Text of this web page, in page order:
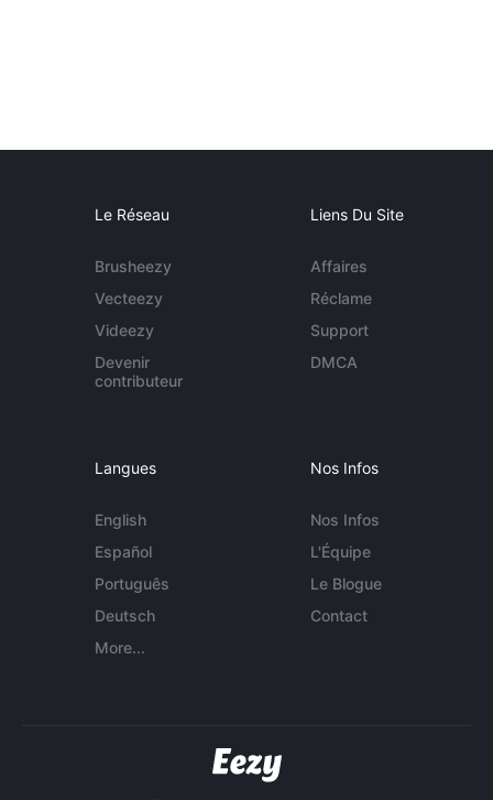
Le Réseau
Brusheezy
Vecteezy
Videezy
Devenir
contributeur
Liens Du Site
Affaires
Réclame
Support
DMCA
Langues
English
Español
Português
Deutsch
More...
Nos Infos
Nos Infos
L'Équipe
Le Blogue
Contact